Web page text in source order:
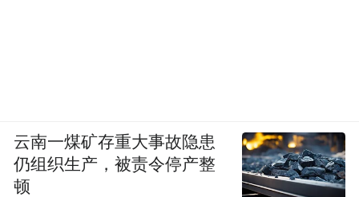
云南一煤矿存重大事故隐患
仍组织生产，被责令停产整
顿